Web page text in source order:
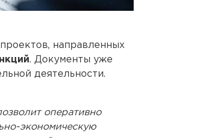
направленных
. Документы уже
деятельности.
оперативно
экономическую